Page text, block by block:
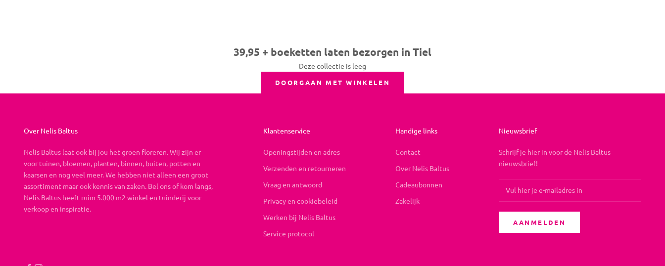
39,95 + boeketten laten bezorgen in Tiel
Deze collectie is leeg
DOORGAAN MET WINKELEN
Over Nelis Baltus
Nelis Baltus laat ook bij jou het groen floreren. Wij zijn er
voor tuinen, bloemen, planten, binnen, buiten, potten en
kaarsen en nog veel meer. We hebben niet alleen een groot
assortiment maar ook kennis van zaken. Bel ons of kom langs,
Nelis Baltus heeft ruim 5.000 m2 winkel en tuinderij voor
verkoop en inspiratie.
Klantenservice
Openingstijden en adres
Verzenden en retourneren
Vraag en antwoord
Privacy en cookiebeleid
Werken bij Nelis Baltus
Service protocol
Handige links
Contact
Over Nelis Baltus
Cadeaubonnen
Zakelijk
Nieuwsbrief
Schrijf je hier in voor de Nelis Baltus
nieuwsbrief!
AANMELDEN